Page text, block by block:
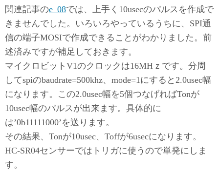
関連記事のe_08では、上手く10usecのパルスを作成で
きませんでした。いろいろやっているうちに、SPI通
信の端子MOSIで作成できることがわかりました。前
述済みですが補足しておきます。
マイクロビットV1のクロックは16MHｚです。分周
してspiのbaudrate=500khz、mode=1にすると2.0usec幅
になります。この2.0usec幅を5個つなげればTonが
10usec幅のパルスが出来ます。具体的に
は’0b11111000’を送ります。
その結果、Tonが10usec、Toffが6usecになります。
HC-SR04センサーではトリガに使うので単発にしま
す。